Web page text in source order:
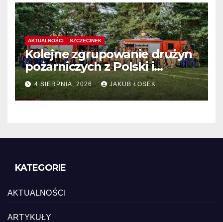
AKTUALNOŚCI SZCZECINEK
Kolejne zgrupowanie drużyn
pożarniczych z Polski i
Niemiec w regionie
4 SIERPNIA, 2026 JAKUB ŁOSEK
KATEGORIE
AKTUALNOŚCI
ARTYKUŁY